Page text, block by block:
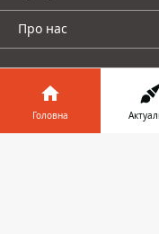
Про нас
Головна